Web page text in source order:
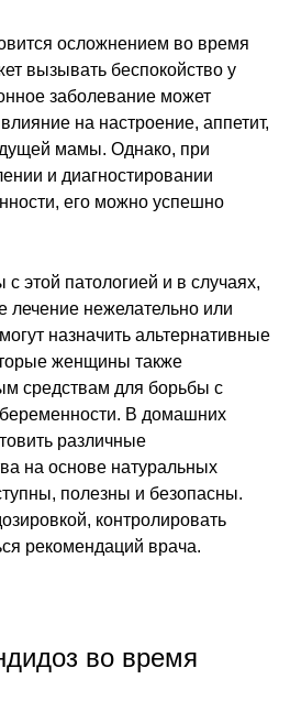
осложнением во время
вызывать беспокойство у
заболевание может
на настроение, аппетит,
мамы. Однако, при
и диагностировании
его можно успешно
этой патологией и в случаях,
лечение нежелательно или
назначить альтернативные
женщины также
средствам для борьбы с
В домашних
различные
на основе натуральных
полезны и безопасны.
контролировать
рекомендаций врача.
во время